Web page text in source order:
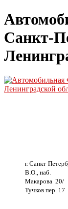
Санкт-
г. Санкт-
В.О., наб.
Макарова 20/
Тучков пер. 17